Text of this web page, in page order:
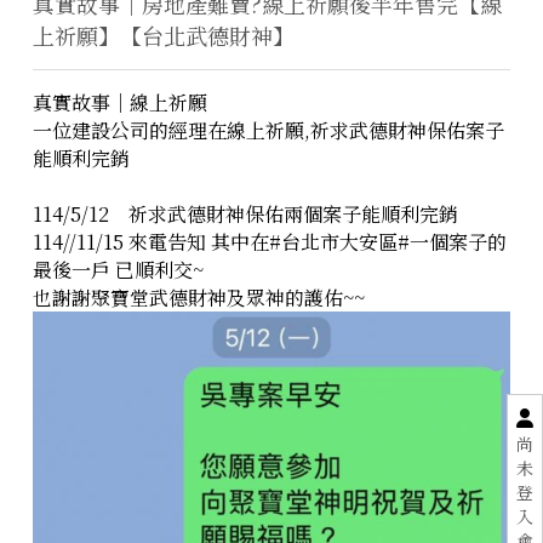
尚
未
登
入
上祈願】【台北武德財神】
真實故事｜線上祈願
一位建設公司的經理在線上祈願,祈求武德財神保佑案子
能順利完銷
114/5/12 祈求武德財神保佑兩個案子能順利完銷
114//11/15 來電告知 其中在#台北市大安區#一個案子的
最後一戶 已順利交~
也謝謝聚寶堂武德財神及眾神的護佑~~